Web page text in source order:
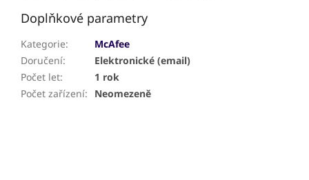
Doplňkové parametry
Kategorie:
McAfee
Doručení:
Elektronické (email)
Počet let:
1 rok
Počet zařízení: Neomezeně